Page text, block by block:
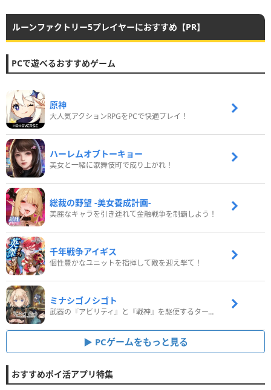
ルーンファクトリー5プレイヤーにおすすめ【PR】
PCで遊べるおすすめゲーム
原神
大人気アクションRPGをPCで快適プレイ！
ハーレムオブトーキョー
美女と一緒に歌舞伎町で成り上がれ！
総裁の野望 -美女養成計画-
美麗なキャラを引き連れて金融戦争を制覇しよう！
千年戦争アイギス
個性豊かなユニットを指揮して敵を迎え撃て！
ミナシゴノシゴト
武器の『アビリティ』と『戦神』を駆使するターン制コマンドバトルRPG！
PCゲームをもっと見る
おすすめポイ活アプリ特集